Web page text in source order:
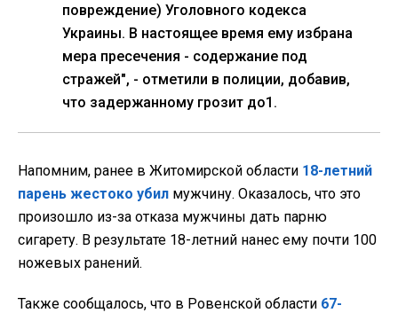
повреждение) Уголовного кодекса
Украины. В настоящее время ему избрана
мера пресечения - содержание под
стражей", - отметили в полиции, добавив,
что задержанному грозит до1.
Напомним, ранее в Житомирской области 18-летний
парень жестоко убил мужчину. Оказалось, что это
произошло из-за отказа мужчины дать парню
сигарету. В результате 18-летний нанес ему почти 100
ножевых ранений.
Также сообщалось, что в Ровенской области 67-